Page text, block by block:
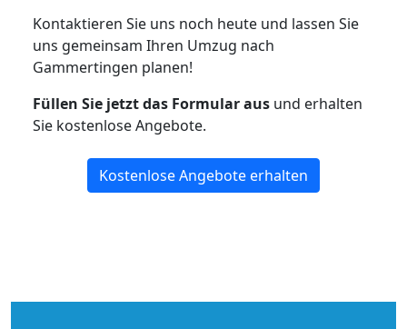
Kontaktieren Sie uns noch heute und lassen Sie
uns gemeinsam Ihren Umzug nach
Gammertingen planen!
Füllen Sie jetzt das Formular aus und erhalten
Sie kostenlose Angebote.
Kostenlose Angebote erhalten